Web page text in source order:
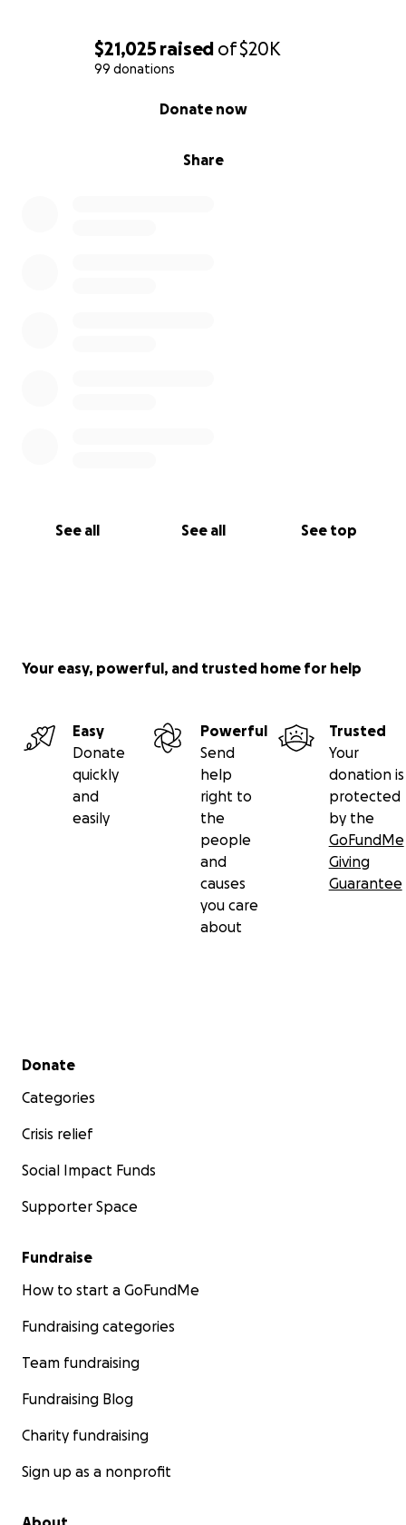
$21,025 raised of$20K
99 donations
Share
Donate now
See all See all See top
момент, финансово или ободрением, мы будем
признательны.
Your easy, powerful, and trusted home for help
Easy
Donate
quickly
and
easily
Powerful
Send
help
right to
the
people
and
causes
you care
about
Trusted
Your
donation is
protected
by the
GoFundMe
Giving
Guarantee
Secondary menu
Donate
Categories
Crisis relief
Social Impact Funds
Supporter Space
Fundraise
How to start a GoFundMe
Fundraising categories
Team fundraising
Fundraising Blog
Charity fundraising
Sign up as a nonprofit